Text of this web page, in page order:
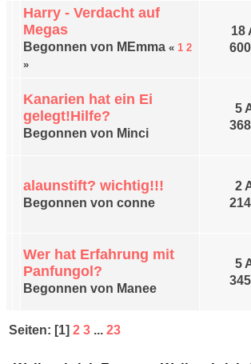
Harry - Verdacht auf
Megas
Begonnen von MEmma « 1 2
»
18
Kanarien hat ein Ei
gelegt!Hilfe?
Begonnen von Minci
5
alaunstift? wichtig!!!
Begonnen von conne
2
Wer hat Erfahrung mit
Panfungol?
Begonnen von Manee
5
Seiten: [1]2 3 ...23